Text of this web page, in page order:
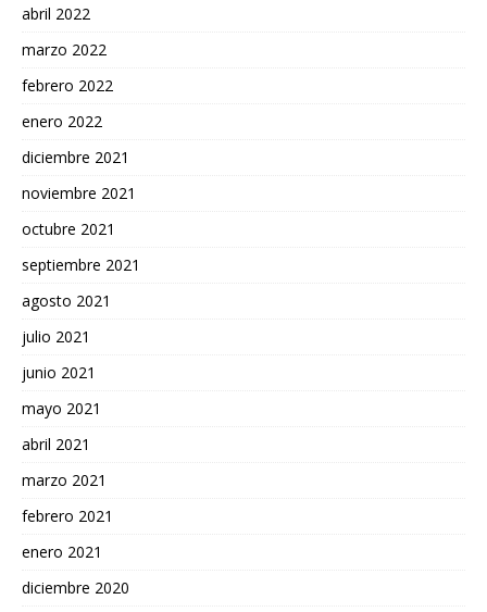
abril 2022
marzo 2022
febrero 2022
enero 2022
diciembre 2021
noviembre 2021
octubre 2021
septiembre 2021
agosto 2021
julio 2021
junio 2021
mayo 2021
abril 2021
marzo 2021
febrero 2021
enero 2021
diciembre 2020